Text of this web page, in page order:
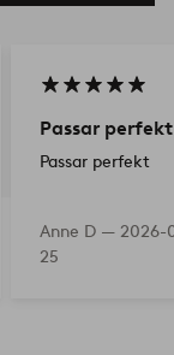
Passar perfekt
Passar perfekt
Anne D — 2026-
25